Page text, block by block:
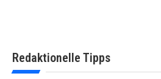
Redaktionelle Tipps